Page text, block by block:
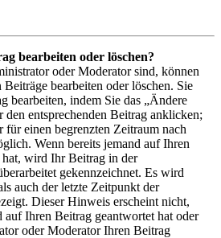
bearbeiten oder löschen?
oder Moderator sind, können
Beiträge bearbeiten oder löschen. Sie
bearbeiten, indem Sie das „Ändere
entsprechenden Beitrag anklicken;
für einen begrenzten Zeitraum nach
Wenn bereits jemand auf Ihren
wird Ihr Beitrag in der
gekennzeichnet. Es wird
auch der letzte Zeitpunkt der
Dieser Hinweis erscheint nicht,
auf Ihren Beitrag geantwortet hat oder
oder Moderator Ihren Beitrag